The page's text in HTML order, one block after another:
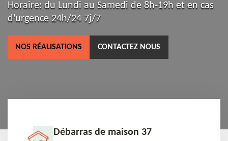
Horaire: du Lundi au Samedi de 8h-19h et en cas
d'urgence 24h/24 7j/7
NOS RÉALISATIONS CONTACTEZ NOUS
Débarras de maison 37